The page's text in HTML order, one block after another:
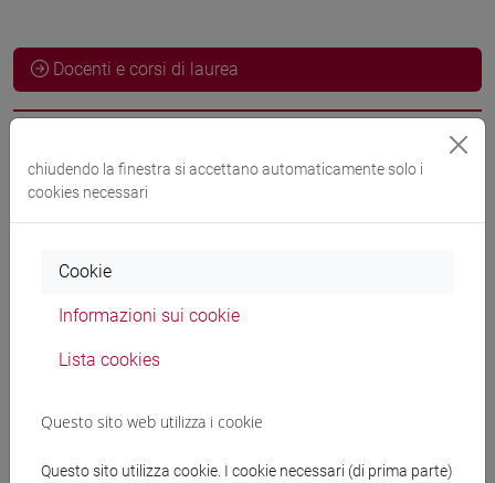
Docenti e corsi di laurea
Esperti linguistici
HEIDARI Mojgan- 60h Esercitazioni
Materiali su Moodle
Corsi di studio e percorsi
chiudendo la finestra si accettano automaticamente solo i
cookies necessari
Cookie
Informazioni sui cookie
Lista cookies
Questo sito web utilizza i cookie
Questo sito utilizza cookie. I cookie necessari (di prima parte)